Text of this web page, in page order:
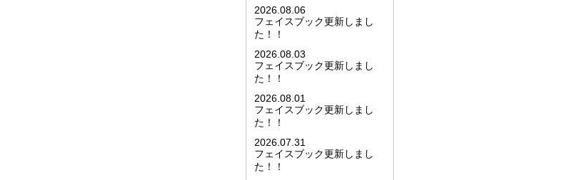
2026.08.06
フェイスブック更新しまし
た！！
2026.08.03
フェイスブック更新しまし
た！！
2026.08.01
フェイスブック更新しまし
た！！
2026.07.31
フェイスブック更新しまし
た！！